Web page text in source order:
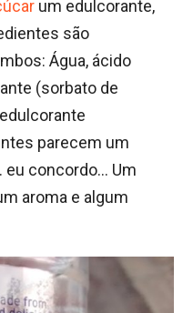
um edulcorante,
são
Água, ácido
(sorbato de
parecem um
concordo… Um
aroma e algum